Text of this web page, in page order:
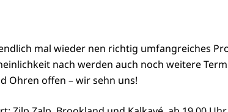
mal wieder nen richtig umfangreiches
nach werden auch noch weitere
Ohren offen – wir sehn uns!